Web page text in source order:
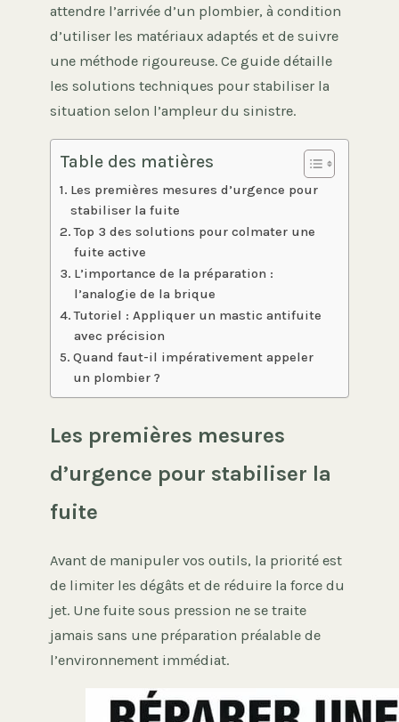
attendre l’arrivée d’un plombier, à condition
d’utiliser les matériaux adaptés et de suivre
une méthode rigoureuse. Ce guide détaille
les solutions techniques pour stabiliser la
situation selon l’ampleur du sinistre.
Table des matières
Les premières mesures d’urgence pour
stabiliser la fuite
Top 3 des solutions pour colmater une
fuite active
L’importance de la préparation :
l’analogie de la brique
Tutoriel : Appliquer un mastic antifuite
avec précision
Quand faut-il impérativement appeler
un plombier ?
Les premières mesures
d’urgence pour stabiliser la
fuite
Avant de manipuler vos outils, la priorité est
de limiter les dégâts et de réduire la force du
jet. Une fuite sous pression ne se traite
jamais sans une préparation préalable de
l’environnement immédiat.